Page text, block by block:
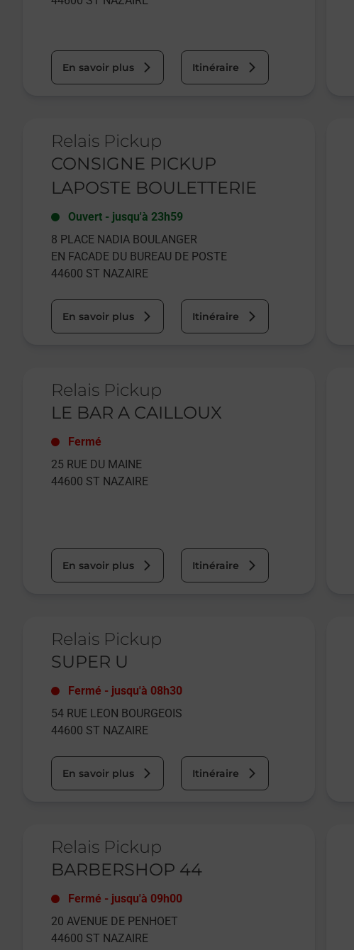
En savoir plus Itinéraire
Relais Pickup
CONSIGNE PICKUP
LAPOSTE BOULETTERIE
Ouvert - jusqu'à 23h59
8 PLACE NADIA BOULANGER
EN FACADE DU BUREAU DE POSTE
44600 ST NAZAIRE
En savoir plus Itinéraire
Relais Pickup
LE BAR A CAILLOUX
Fermé
25 RUE DU MAINE
44600 ST NAZAIRE
En savoir plus Itinéraire
Relais Pickup
SUPER U
Fermé - jusqu'à 08h30
54 RUE LEON BOURGEOIS
44600 ST NAZAIRE
En savoir plus Itinéraire
Relais Pickup
BARBERSHOP 44
Fermé - jusqu'à 09h00
20 AVENUE DE PENHOET
44600 ST NAZAIRE